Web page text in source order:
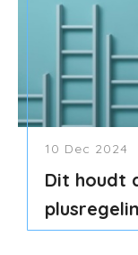
10 Dec 2024
Dit houdt